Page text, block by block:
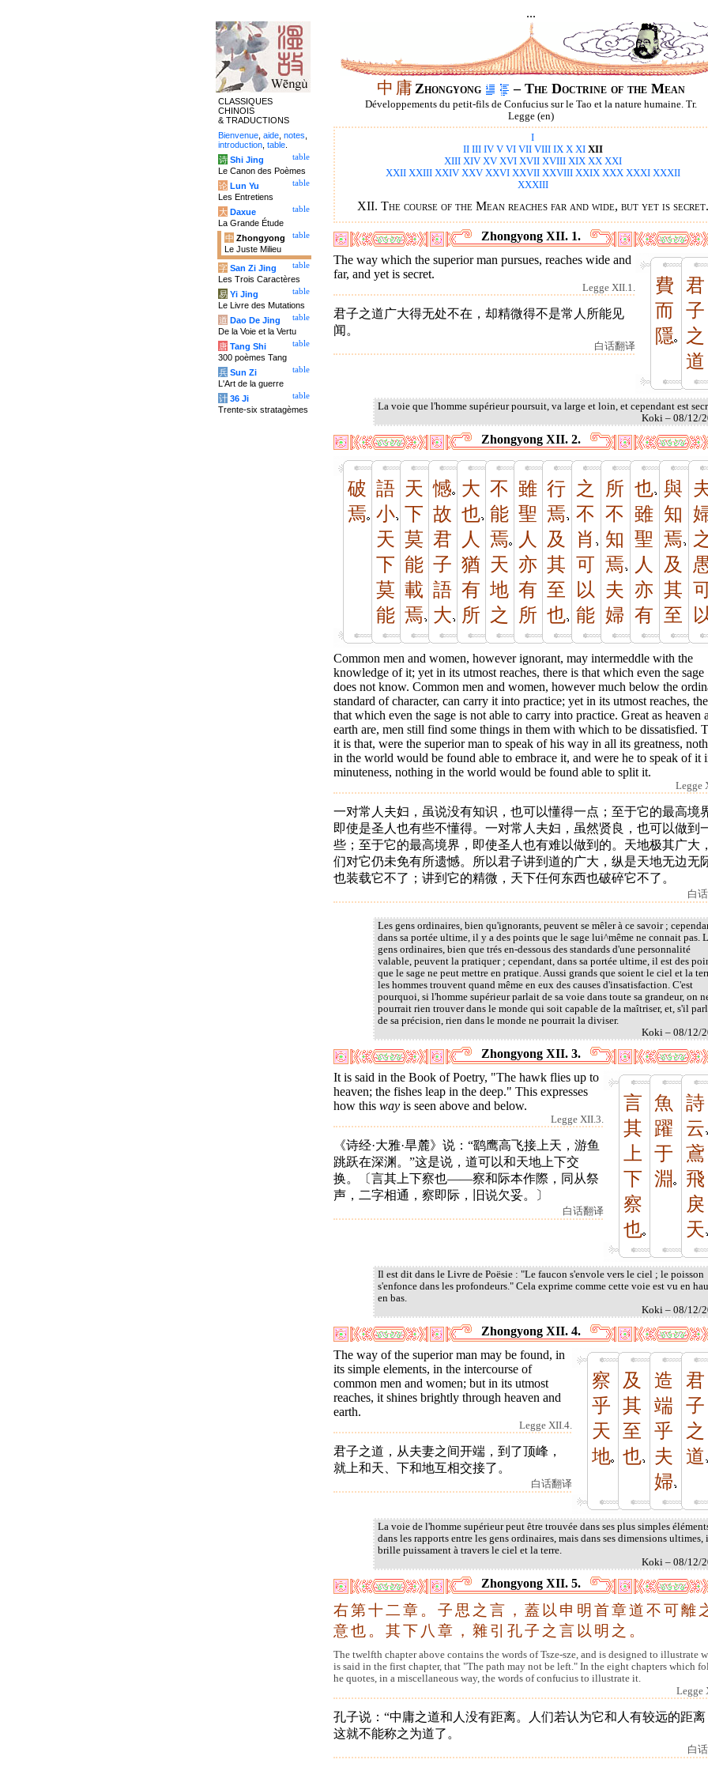
...
中 庸Zhongyong – The Doctrine of the Mean
Développements du petit-fils de Confucius sur le Tao et la nature humaine. Tr.
Legge (en)
I
II III IV V VI VII VIII IX X XI XII
XIII XIV XV XVI XVII XVIII XIX XX XXI
XXII XXIII XXIV XXV XXVI XXVII XXVIII XXIX XXX XXXI XXXII
XXXIII
XII. The course of the Mean reaches far and wide, but yet is secret.
Zhongyong XII. 1.
費
而
隱
君
子
之
道
The way which the superior man pursues, reaches wide and
far, and yet is secret.
Legge XII.1.
君子之道广大得无处不在，却精微得不是常人所能见
闻。
白话翻译
La voie que l'homme supérieur poursuit, va large et loin, et cependant est
Koki – 08/12/
Zhongyong XII. 2.
破
焉
語
小
天
下
莫
能
天
下
莫
能
載
焉
憾
故
君
子
語
大
大
也
人
猶
有
所
不
能
焉
天
地
之
雖
聖
人
亦
有
所
行
焉
及
其
至
也
之
不
肖
可
以
能
所
不
知
焉
夫
婦
也
雖
聖
人
亦
有
與
知
焉
及
其
至
Common men and women, however ignorant, may intermeddle with the
knowledge of it; yet in its utmost reaches, there is that which even the sage
does not know. Common men and women, however much below the
standard of character, can carry it into practice; yet in its utmost reaches,
that which even the sage is not able to carry into practice. Great as heaven
earth are, men still find some things in them with which to be dissatisfied.
it is that, were the superior man to speak of his way in all its greatness,
in the world would be found able to embrace it, and were he to speak of it
minuteness, nothing in the world would be found able to split it.
Legge
一对常人夫妇，虽说没有知识，也可以懂得一点；至于它的最高境
即使是圣人也有些不懂得。一对常人夫妇，虽然贤良，也可以做到
些；至于它的最高境界，即使圣人也有难以做到的。天地极其广大
们对它仍未免有所遗憾。所以君子讲到道的广大，纵是天地无边无
也装载它不了；讲到它的精微，天下任何东西也破碎它不了。
白
Les gens ordinaires, bien qu'ignorants, peuvent se mêler à ce savoir ;
dans sa portée ultime, il y a des points que le sage lui^même ne connait pas.
gens ordinaires, bien que trés en-dessous des standards d'une personnalité
valable, peuvent la pratiquer ; cependant, dans sa portée ultime, il est des
que le sage ne peut mettre en pratique. Aussi grands que soient le ciel et la
les hommes trouvent quand même en eux des causes d'insatisfaction. C'est
pourquoi, si l'homme supérieur parlait de sa voie dans toute sa grandeur, on
pourrait rien trouver dans le monde qui soit capable de la maîtriser, et, s'il
de sa précision, rien dans le monde ne pourrait la diviser.
Koki – 08/12/
Zhongyong XII. 3.
言
其
上
下
察
也
魚
躍
于
淵
詩
云
鳶
飛
戾
天
It is said in the Book of Poetry, "The hawk flies up to
heaven; the fishes leap in the deep." This expresses
how this way is seen above and below.
Legge XII.3.
《诗经·大雅·旱麓》说：“鹞鹰高飞接上天，游鱼
跳跃在深渊。”这是说，道可以和天地上下交
换。〔言其上下察也——察和际本作際，同从祭
声，二字相通，察即际，旧说欠妥。〕
白话翻译
Il est dit dans le Livre de Poësie : "Le faucon s'envole vers le ciel ; le poisson
s'enfonce dans les profondeurs." Cela exprime comme cette voie est vu en
en bas.
Koki – 08/12/
Zhongyong XII. 4.
察
乎
天
地
及
其
至
也
造
端
乎
夫
婦
君
子
之
道
The way of the superior man may be found, in
its simple elements, in the intercourse of
common men and women; but in its utmost
reaches, it shines brightly through heaven and
earth.
Legge XII.4.
君子之道，从夫妻之间开端，到了顶峰，
就上和天、下和地互相交接了。
白话翻译
La voie de l'homme supérieur peut être trouvée dans ses plus simples
dans les rapports entre les gens ordinaires, mais dans ses dimensions ultimes,
brille puissament à travers le ciel et la terre.
Koki – 08/12/
Zhongyong XII. 5.
右第十二章 。 子 思 之 言 ， 蓋 以 申 明 首章道不可離
意也 。 其下 八 章 ， 雜引 孔子 之 言 以 明 之 。
The twelfth chapter above contains the words of Tsze-sze, and is designed to illustrate
is said in the first chapter, that "The path may not be left." In the eight chapters which
he quotes, in a miscellaneous way, the words of confucius to illustrate it.
Legge
孔子说：“中庸之道和人没有距离。人们若认为它和人有较远的距离
这就不能称之为道了。
白
CLASSIQUES
CHINOIS
& TRADUCTIONS
Bienvenue aide notes
introduction table
table
诗 Shi Jing
Le Canon des Poèmes
table
论 Lun Yu
Les Entretiens
table
大 Daxue
La Grande Étude
table
中 Zhongyong
Le Juste Milieu
table
字 San Zi Jing
Les Trois Caractères
table
易 Yi Jing
Le Livre des Mutations
table
道 Dao De Jing
De la Voie et la Vertu
table
唐 Tang Shi
300 poèmes Tang
table
兵 Sun Zi
L'Art de la guerre
table
计 36 Ji
Trente-six stratagèmes